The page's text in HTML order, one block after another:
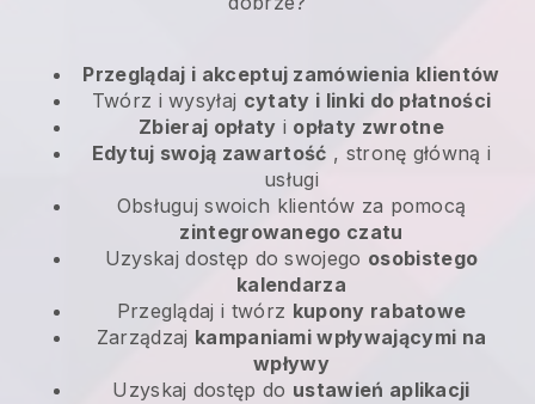
Przeglądaj i akceptuj zamówienia klientów
Twórz i wysyłaj cytaty i linki do płatności
Zbieraj opłaty i opłaty zwrotne
Edytuj swoją zawartość , stronę główną i
usługi
Obsługuj swoich klientów za pomocą
zintegrowanego czatu
Uzyskaj dostęp do swojego osobistego
kalendarza
Przeglądaj i twórz kupony rabatowe
Zarządzaj kampaniami wpływającymi na
wpływy
Uzyskaj dostęp do ustawień aplikacji